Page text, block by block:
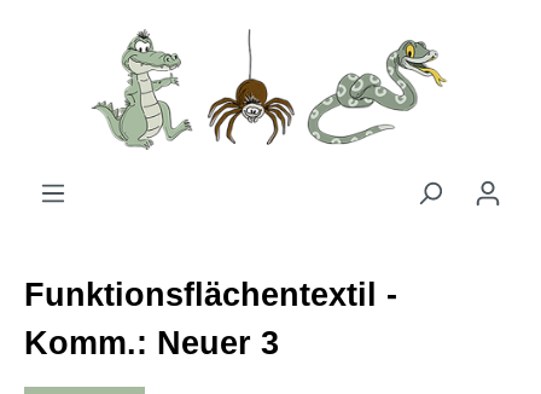
Zum Hauptinhalt springen
Funktionsflächentextil -
Komm.: Neuer 3